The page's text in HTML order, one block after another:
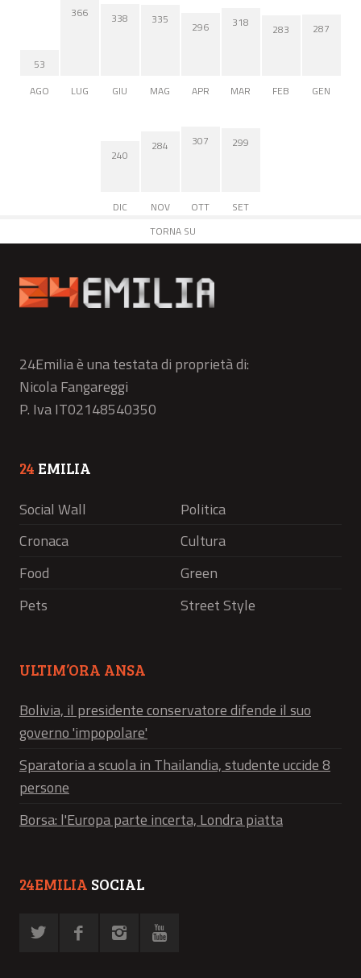
53
AGO
366
LUG
338
GIU
335
MAG
296
APR
318
MAR
283
FEB
287
GEN
240
DIC
284
NOV
307
OTT
299
SET
TORNA SU
24Emilia è una testata di proprietà di:
Nicola Fangareggi
P. Iva IT02148540350
24 EMILIA
Social Wall
Politica
Cronaca
Cultura
Food
Green
Pets
Street Style
ULTIM’ORA ANSA
Bolivia, il presidente conservatore difende il suo
governo 'impopolare'
Sparatoria a scuola in Thailandia, studente uccide 8
persone
Borsa: l'Europa parte incerta, Londra piatta
24EMILIA SOCIAL